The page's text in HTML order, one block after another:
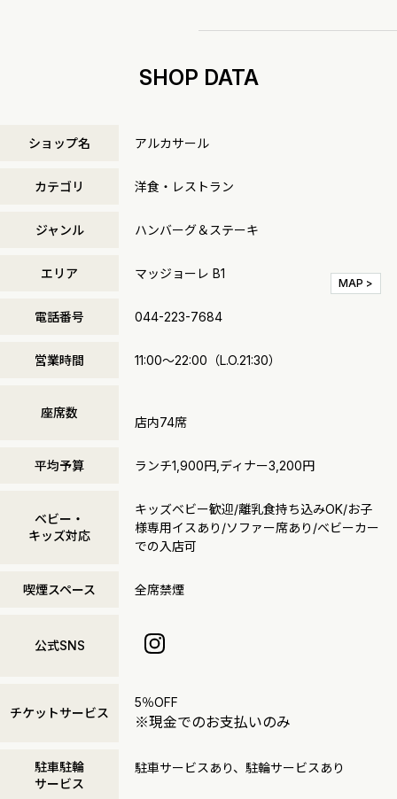
SHOP DATA
ショップ名 アルカサール
カテゴリ 洋食・レストラン
ジャンル ハンバーグ＆ステーキ
エリア マッジョーレ B1
MAP >
電話番号 044-223-7684
営業時間 11:00～22:00（L.O.21:30）
座席数
店内74席
平均予算 ランチ1,900円,ディナー3,200円
ベビー・
キッズ対応
キッズベビー歓迎/離乳食持ち込みOK/お子
様専用イスあり/ソファー席あり/ベビーカー
での入店可
喫煙スペース 全席禁煙
公式SNS
チケットサービス
5％OFF
※現金でのお支払いのみ
駐車駐輪
サービス
駐車サービスあり、駐輪サービスあり